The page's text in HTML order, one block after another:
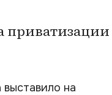
приватизации
на